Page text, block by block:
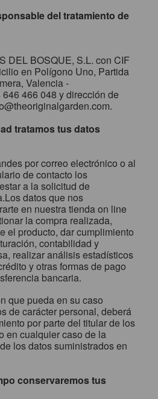
del tratamiento de
DEL BOSQUE, S.L. con CIF
en Polígono Uno, Partida
Valencia -
466 048 y dirección de
.
tratamos tus datos
por correo electrónico o al
de contacto los
a la solicitud de
datos que nos
en nuestra tienda on line
la compra realizada,
el producto, dar cumplimiento
contabilidad y
realizar análisis estadísticos
y otras formas de pago
bancaria.
que pueda en su caso
de carácter personal, deberá
por parte del titular de los
en cualquier caso de la
los datos suministrados en
conservaremos tus